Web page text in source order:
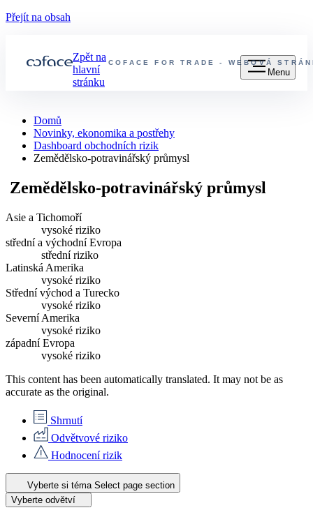
Přejít na obsah
COFACE FOR TRADE - WEBOVÁ
Zpět na
hlavní
stránku
Menu
Domů
Novinky, ekonomika a postřehy
Dashboard obchodních rizik
Zemědělsko-potravinářský průmysl
Zemědělsko-potravinářský průmysl
Asie a Tichomoří
vysoké riziko
střední a východní Evropa
střední riziko
Latinská Amerika
vysoké riziko
Střední východ a Turecko
vysoké riziko
Severní Amerika
vysoké riziko
západní Evropa
vysoké riziko
This content has been automatically translated. It may not be as
accurate as the original.
Shrnutí
Odvětvové riziko
Hodnocení rizik
Vyberte si téma Select page section
Vyberte odvětví